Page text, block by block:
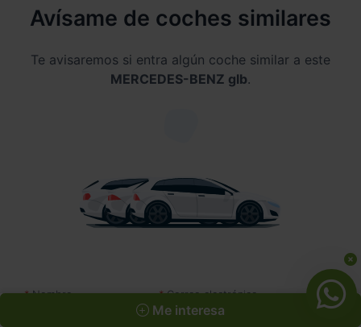
Avísame de coches similares
Te avisaremos si entra algún coche similar a este
MERCEDES-BENZ glb.
Nombre Correo electrónico
Me interesa